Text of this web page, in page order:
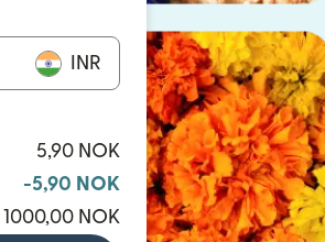
INR
5,90 NOK
-5,90 NOK
1000,00 NOK